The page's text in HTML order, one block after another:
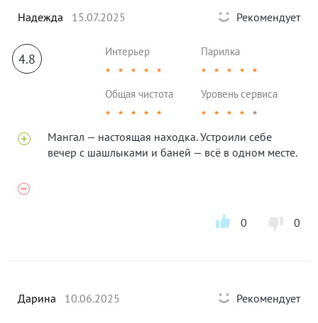
Надежда 15.07.2025 Рекомендует
4.8 Интерьер
★ ★ ★ ★ ★
Парилка
★ ★ ★ ★ ★
Общая чистота
★ ★ ★ ★ ★
Уровень сервиса
★ ★ ★ ★ ★
Мангал — настоящая находка. Устроили себе
вечер с шашлыками и баней — всё в одном месте.
0 0
Дарина 10.06.2025 Рекомендует